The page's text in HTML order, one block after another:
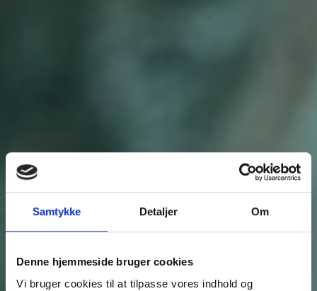
Samtykke Detaljer Om
Denne hjemmeside bruger cookies
Vi bruger cookies til at tilpasse vores indhold og